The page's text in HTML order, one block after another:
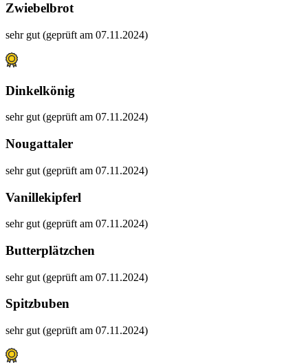
Zwiebelbrot
sehr gut (geprüft am 07.11.2024)
Dinkelkönig
sehr gut (geprüft am 07.11.2024)
Nougattaler
sehr gut (geprüft am 07.11.2024)
Vanillekipferl
sehr gut (geprüft am 07.11.2024)
Butterplätzchen
sehr gut (geprüft am 07.11.2024)
Spitzbuben
sehr gut (geprüft am 07.11.2024)